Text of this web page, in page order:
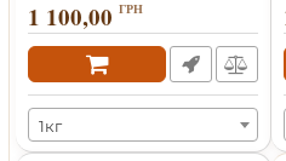
1 100,00 ГРН
1кг